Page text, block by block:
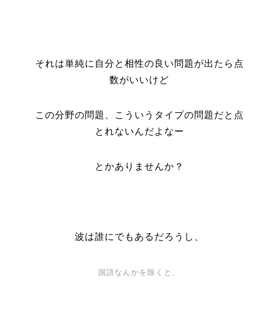
それは単純に自分と相性の良い問題が出たら点
数がいいけど
この分野の問題、こういうタイプの問題だと点
とれないんだよなー
とかありませんか？
波は誰にでもあるだろうし、
国語なんかを除くと、